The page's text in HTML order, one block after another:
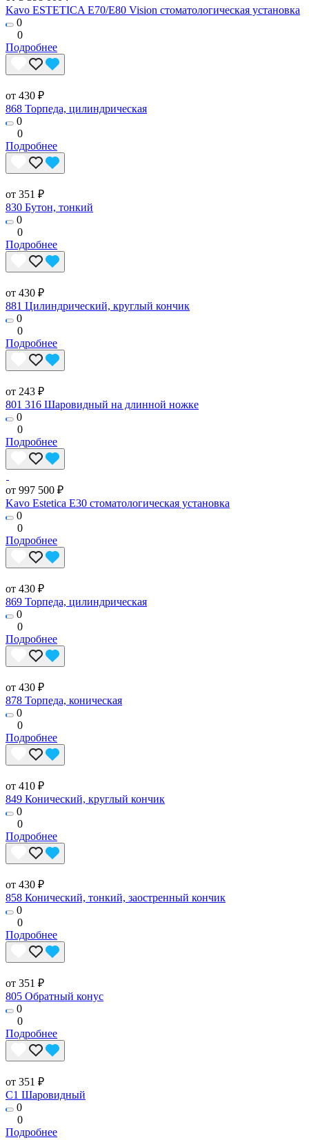
Kavo ESTETICA E70/E80 Vision стоматологическая установка
0
0
Подробнее
от 430 ₽
868 Торпеда, цилиндрическая
0
0
Подробнее
от 351 ₽
830 Бутон, тонкий
0
0
Подробнее
от 430 ₽
881 Цилиндрический, круглый кончик
0
0
Подробнее
от 243 ₽
801 316 Шаровидный на длинной ножке
0
0
Подробнее
от 997 500 ₽
Kavo Estetica E30 стоматологическая установка
0
0
Подробнее
от 430 ₽
869 Торпеда, цилиндрическая
0
0
Подробнее
от 430 ₽
878 Торпеда, коническая
0
0
Подробнее
от 410 ₽
849 Конический, круглый кончик
0
0
Подробнее
от 430 ₽
858 Конический, тонкий, заостренный кончик
0
0
Подробнее
от 351 ₽
805 Обратный конус
0
0
Подробнее
от 351 ₽
C1 Шаровидный
0
0
Подробнее